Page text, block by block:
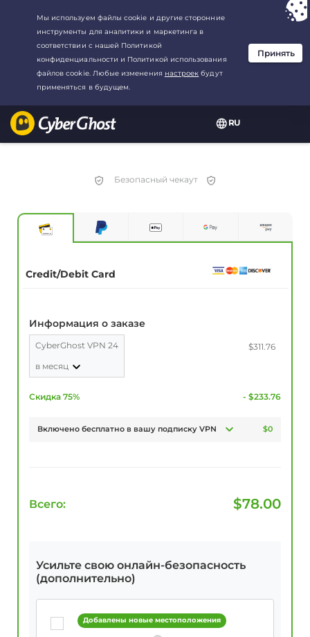
RU
Ваш выбор:Лучшая сделкадля3.3333333333333-год at$
месяц
Безопасный чекаут
Credit/Debit Card
Информация о заказе
CyberGhost VPN 24
в месяц
$311.76
Скидка 75% - $233.76
Включено бесплатно в вашу подписку VPN $0
Всего: $78.00
Усильте свою онлайн-безопасность
(дополнительно)
Добавлены новые местоположения